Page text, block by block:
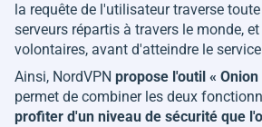
la requête de l'utilisateur traverse
serveurs répartis à travers le monde,
volontaires, avant d'atteindre le
Ainsi, NordVPN propose l'outil « Onion
permet de combiner les deux
profiter d'un niveau de sécurité que